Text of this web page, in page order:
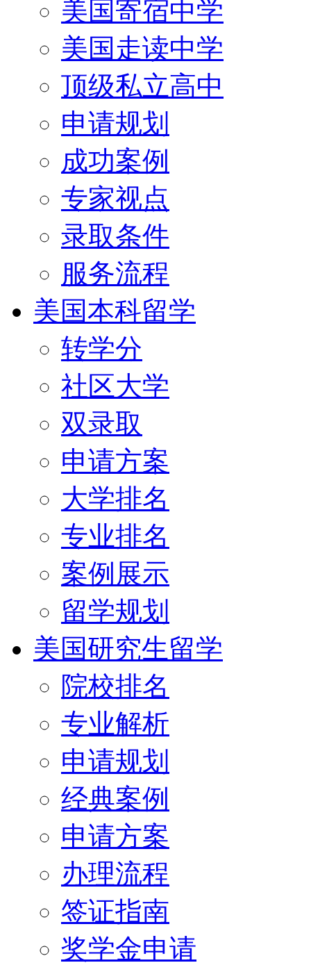
美国寄宿中学
美国走读中学
顶级私立高中
申请规划
成功案例
专家视点
录取条件
服务流程
美国本科留学
转学分
社区大学
双录取
申请方案
大学排名
专业排名
案例展示
留学规划
美国研究生留学
院校排名
专业解析
申请规划
经典案例
申请方案
办理流程
签证指南
奖学金申请